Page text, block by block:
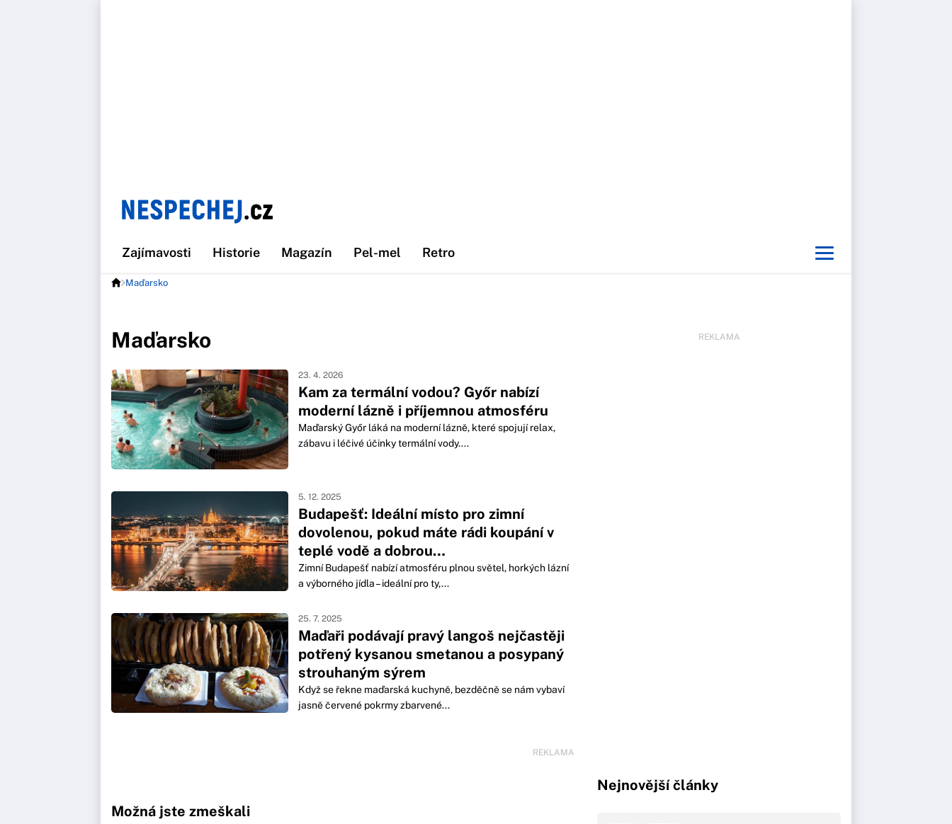
Zajímavosti Historie Magazín Pel-mel Retro
Maďarsko
Maďarsko
Kam za termální vodou? Győr nabízí
moderní lázně i příjemnou atmosféru
23. 4. 2026
Maďarský Győr láká na moderní lázně, které spojují relax,
zábavu i léčivé účinky termální vody....
Budapešť: Ideální místo pro zimní
dovolenou, pokud máte rádi koupání v
teplé vodě a dobrou…
5. 12. 2025
Zimní Budapešť nabízí atmosféru plnou světel, horkých lázní
a výborného jídla – ideální pro ty,...
Maďaři podávají pravý langoš nejčastěji
potřený kysanou smetanou a posypaný
strouhaným sýrem
25. 7. 2025
Když se řekne maďarská kuchyně, bezděčně se nám vybaví
jasně červené pokrmy zbarvené...
REKLAMA
Možná jste zmeškali
REKLAMA
Nejnovější články